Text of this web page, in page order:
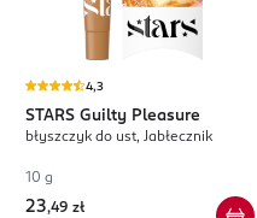
4,3
STARS Guilty Pleasure
błyszczyk do ust, Jabłecznik
10 g
23,49 zł